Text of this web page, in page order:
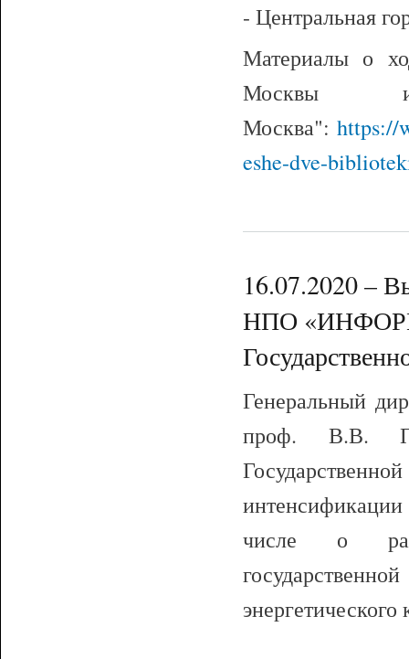
- Центральная
Материалы о
Москвы
Москва": https://
eshe-dve-
16.07.2020 –
НПО
Генеральный
проф. В.В.
числе о